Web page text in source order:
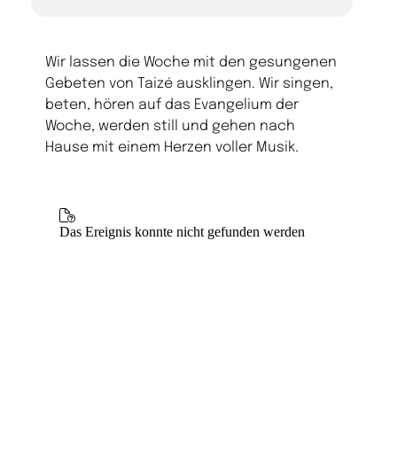
Wir lassen die Woche mit den gesungenen
Gebeten von Taizé ausklingen. Wir singen,
beten, hören auf das Evangelium der
Woche, werden still und gehen nach
Hause mit einem Herzen voller Musik.